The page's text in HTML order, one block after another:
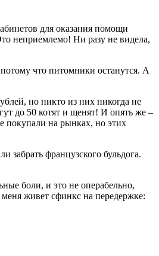
для оказания помощи
неприемлемо! Ни разу не видела,
что питомники останутся. А
но никто из них никогда не
до 50 котят и щенят! И опять же –
покупали на рынках, но этих
французского бульдога.
боли, и это не операбельно,
живет сфинкс на передержке: